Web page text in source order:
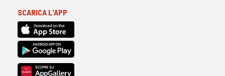
SCARICA L'APP